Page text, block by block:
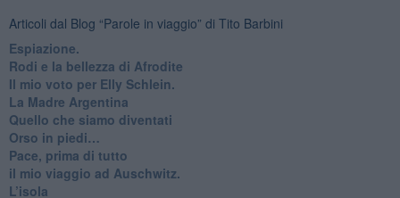
Articoli dal Blog “Parole in viaggio” di Tito Barbini
Espiazione.
Rodi e la bellezza di Afrodite
​Il mio voto per Elly Schlein.
​La Madre Argentina
Quello che siamo diventati
Orso in piedi…
​Pace, prima di tutto
​il mio viaggio ad Auschwitz.
​L’isola